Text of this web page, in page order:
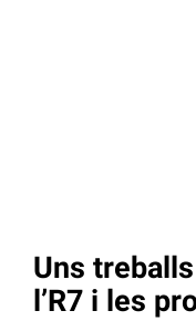
Uns
l’R7 i les